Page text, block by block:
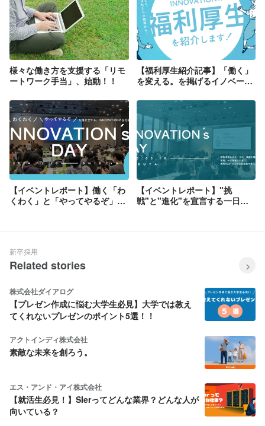
様々な働き方を支援する「リモ
ートワーク手当」、始動！！
【福利厚生紹介記事】「働く」
を変える。を掲げるイノベーシ
【イベントレポート】働く「わ
くわく」と「やってやるぞ」を
【イベントレポート】"挑
戦"と"進化"を宣言する一日！
新卒採用
Related stories
株式会社ダイアログ
【プレゼン作成に悩む大学生必見】大学では教え
てくれないプレゼンのポイント5選！！
アクトインディ株式会社
素敵な未来を創ろう。
エス・アンド・アイ株式会社
【就活生必見！】SIerってどんな業界？どんな人が
向いている？